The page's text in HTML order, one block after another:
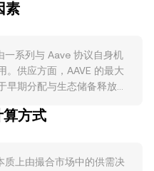
素
系列与 Aave 协议自身机
。供应方面，AAVE 的最大
期分配与生态储备释放，
的 Safety Module 允许
。需求方面，AAVE 作为治
算方式
上由撮合市场中的供需决